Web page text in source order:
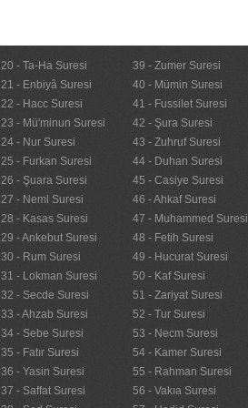
20 - Ta-Ha Suresi
21 - Enbiyâ Suresi
22 - Hacc Suresi
23 - Mü'minun Suresi
24 - Nur Suresi
25 - Furkan Suresi
26 - Şuara Suresi
27 - Neml Suresi
28 - Kasas Suresi
29 - Ankebut Suresi
30 - Rum Suresi
31 - Lokman Suresi
32 - Secde Suresi
33 - Ahzab Suresi
34 - Sebe Suresi
35 - Fatır Suresi
36 - Yasin Suresi
37 - Saffat Suresi
39 - Zumer Suresi
40 - Mümin Suresi
41 - Fussilet Suresi
42 - Şura Suresi
43 - Zuhruf Suresi
44 - Duhan Suresi
45 - Casiye Suresi
46 - Ahkaf Suresi
47 - Muhammed Suresi
48 - Fetih Suresi
49 - Hucurat Suresi
50 - Kaf Suresi
51 - Zariyat Suresi
52 - Tur Suresi
53 - Necm Suresi
54 - Kamer Suresi
55 - Rahman Suresi
56 - Vakıa Suresi